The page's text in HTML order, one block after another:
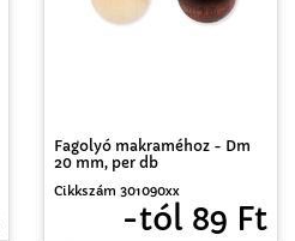
Fagolyó makraméhoz - Dm
20 mm, per db
Cikkszám 301090xx
-tól 89 Ft